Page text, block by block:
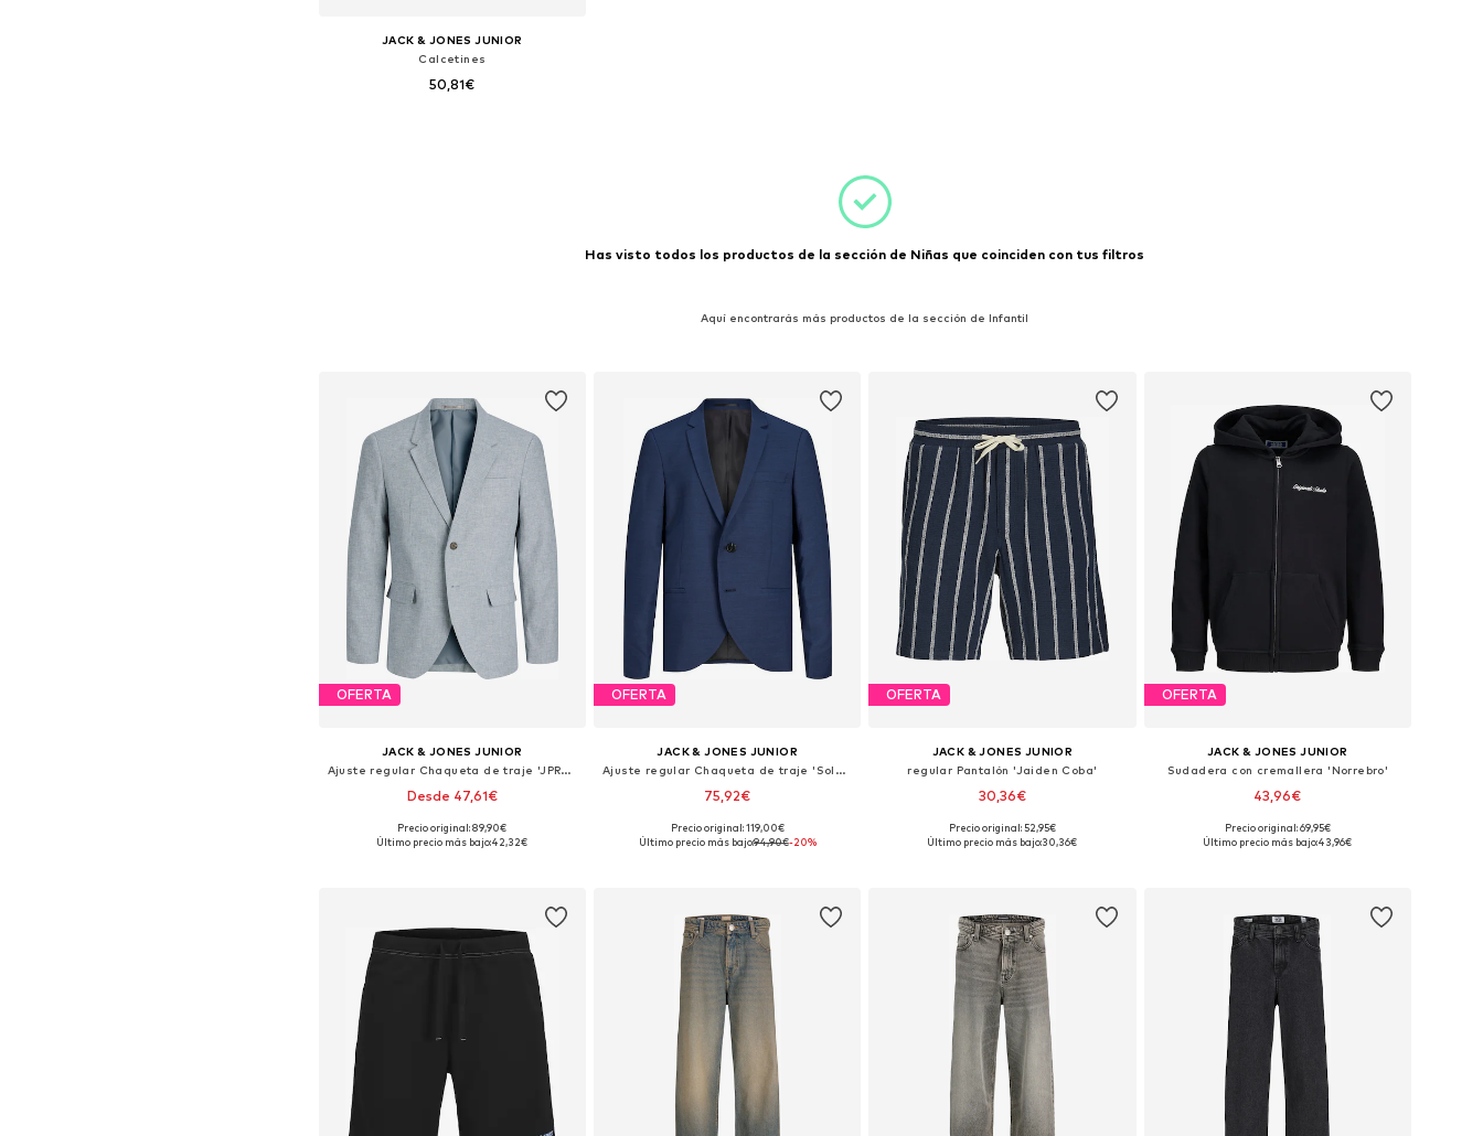
JACK & JONES JUNIOR
Calcetines
50,81€
Has visto todos los productos de la sección de Niñas que coinciden con tus filtros
Aquí encontrarás más productos de la sección de Infantil
OFERTA
JACK & JONES JUNIOR
Ajuste regular Chaqueta de traje 'JPRMartin'
Desde 47,61€
Disponible en muchas tallas
Precio original: 89,90€
Último precio más bajo:42,32€
OFERTA
JACK & JONES JUNIOR
Ajuste regular Chaqueta de traje 'Solaris'
75,92€
+2
Disponible en muchas tallas
Precio original: 119,00€
Último precio más bajo:94,90€-20%
OFERTA
JACK & JONES JUNIOR
regular Pantalón 'Jaiden Coba'
30,36€
Precio original: 52,95€
Último precio más bajo:30,36€
OFERTA
JACK & JONES JUNIOR
Sudadera con cremallera 'Norrebro'
43,96€
Tallas disponibles: 152 Tallas normales
Precio original: 69,95€
Último precio más bajo:43,96€